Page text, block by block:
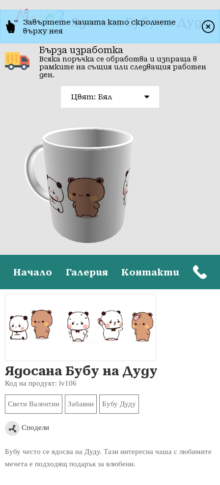
Ядосана Бубу на Дуду
Бърза изработка
Всяка поръчка се обработва и изпраща в
рамките на същия или следващия работен
ден.
Цвят: Бял
Начало Галерия Контакти
Ядосана Бубу на Дуду
Код на продукт: lv106
Свети Валентин Забавни Бубу Дуду
Сподели
Бубу често се ядосва на Дуду. Тази интересна чаша с любимите
мечета е подходящ подарък за влюбени.
Завъртете чашата като скролнете
върху нея